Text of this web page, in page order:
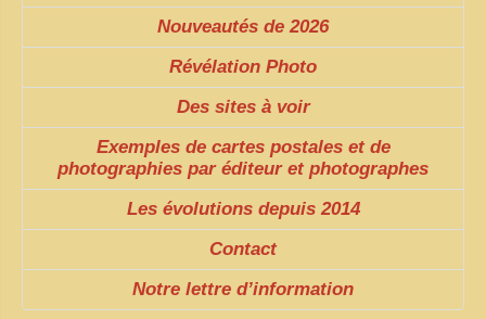
Nouveautés de 2026
Révélation Photo
Des sites à voir
Exemples de cartes postales et de
photographies par éditeur et photographes
Les évolutions depuis 2014
Contact
Notre lettre d’information